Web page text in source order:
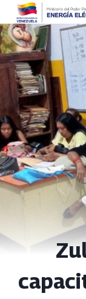
Saltar
contenido